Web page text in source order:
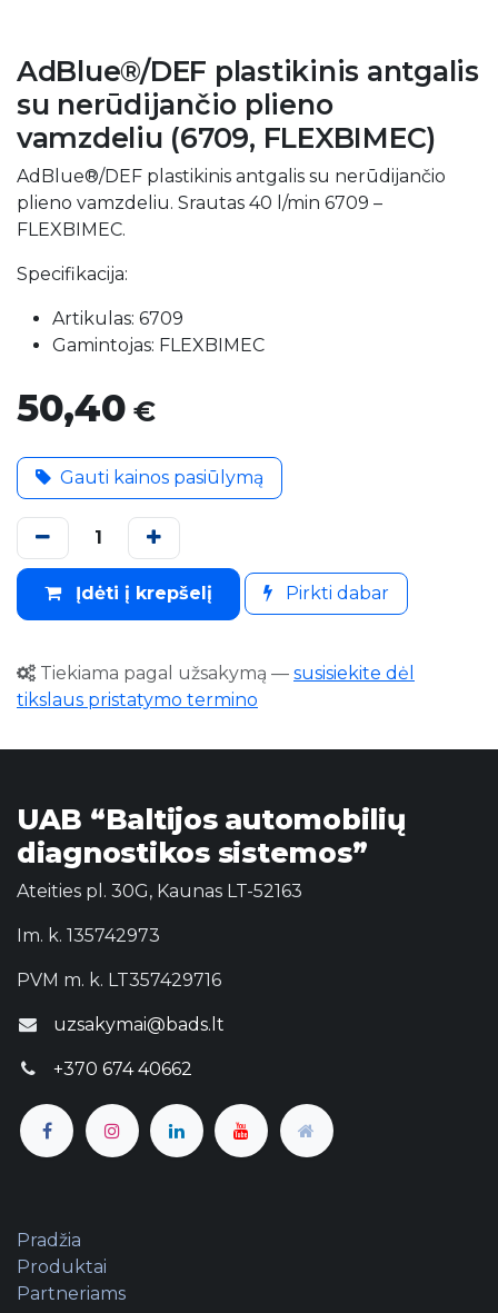
AdBlue®/DEF plastikinis antgalis
su nerūdijančio plieno
vamzdeliu (6709, FLEXBIMEC)
AdBlue®/DEF plastikinis antgalis su nerūdijančio
plieno vamzdeliu. Srautas 40 l/min 6709 –
FLEXBIMEC.
Specifikacija:
Artikulas: 6709
Gamintojas: FLEXBIMEC
50,40 €
Gauti kainos pasiūlymą
Įdėti į krepšelį Pirkti dabar
Tiekiama pagal užsakymą — susisiekite dėl
tikslaus pristatymo termino
UAB “Baltijos automobilių
diagnostikos sistemos”
Ateities pl. 30G, Kaunas LT-52163
Im. k. 135742973
PVM m. k. LT357429716
uzsakymai@bads.lt
+370 674 40662
Pradžia
Produktai
Partneriams